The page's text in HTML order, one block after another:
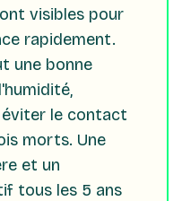
visibles pour
rapidement.
une bonne
le contact
morts. Une
et un
tous les 5 ans